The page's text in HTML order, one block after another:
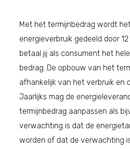
Met het termijnbedrag wordt
energieverbruik gedeeld door
betaal jij als consument het
bedrag. De opbouw van het
afhankelijk van het verbruik en
Jaarlijks mag de
termijnbedrag aanpassen als
verwachting is dat de
worden of dat de verwachting